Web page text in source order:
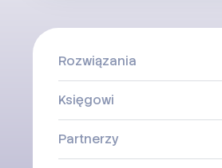
Rozwiązania
Księgowi
Partnerzy